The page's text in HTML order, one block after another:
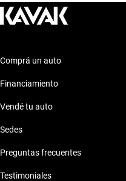
Comprá un auto
Financiamiento
Vendé tu auto
Sedes
Preguntas frecuentes
Testimoniales